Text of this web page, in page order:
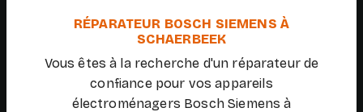
RÉPARATEUR BOSCH SIEMENS À
SCHAERBEEK
Vous êtes à la recherche d'un réparateur de
confiance pour vos appareils
électroménagers Bosch Siemens à